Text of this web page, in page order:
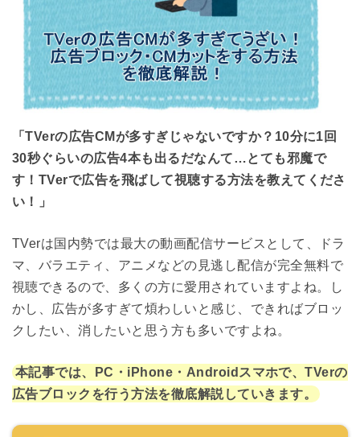
「TVerの広告CMが多すぎじゃないですか？10分に1回
30秒ぐらいの広告4本も出るだなんて…とても邪魔で
す！TVerで広告を飛ばして視聴する方法を教えてくださ
い！」
TVerは国内勢では最大の動画配信サービスとして、ドラ
マ、バラエティ、アニメなどの見逃し配信が完全無料で
視聴できるので、多くの方に愛用されていますよね。し
かし、広告が多すぎて煩わしいと感じ、できればブロッ
クしたい、消したいと思う方も多いですよね。
本記事では、PC・iPhone・Androidスマホで、TVerの
広告ブロックを行う方法を徹底解説していきます。